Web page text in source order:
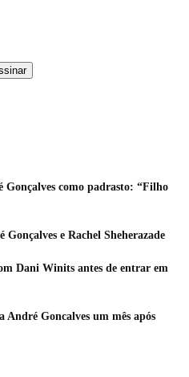
Gonçalves como padrasto: “Filho
e Rachel Sheherazade
Dani Winits antes de entrar em
André Goncalves um mês após